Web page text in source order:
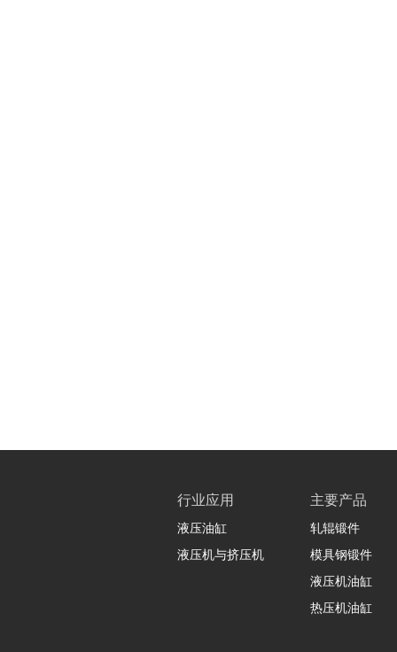
行业应用
液压油缸
液压机与挤压机
主要产品
轧辊锻件
模具钢锻件
液压机油缸
热压机油缸